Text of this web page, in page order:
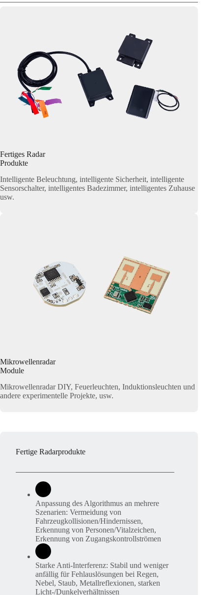
Fertiges Radar
Produkte
Intelligente Beleuchtung, intelligente Sicherheit, intelligente
Sensorschalter, intelligentes Badezimmer, intelligentes Zuhause
usw.
Mikrowellenradar
Module
Mikrowellenradar DIY, Feuerleuchten, Induktionsleuchten und
andere experimentelle Projekte, usw.
Fertige Radarprodukte
Anpassung des Algorithmus an mehrere
Szenarien: Vermeidung von
Fahrzeugkollisionen/Hindernissen,
Erkennung von Personen/Vitalzeichen,
Erkennung von Zugangskontrollströmen
Starke Anti-Interferenz: Stabil und weniger
anfällig für Fehlauslösungen bei Regen,
Nebel, Staub, Metallreflexionen, starken
Licht-/Dunkelverhältnissen